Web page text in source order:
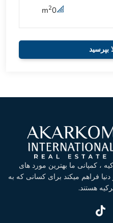
0
m2
بپرسید
، کمپانی ما بهترین مورد های
فراهم میکند برای کسانی که به
هستند.